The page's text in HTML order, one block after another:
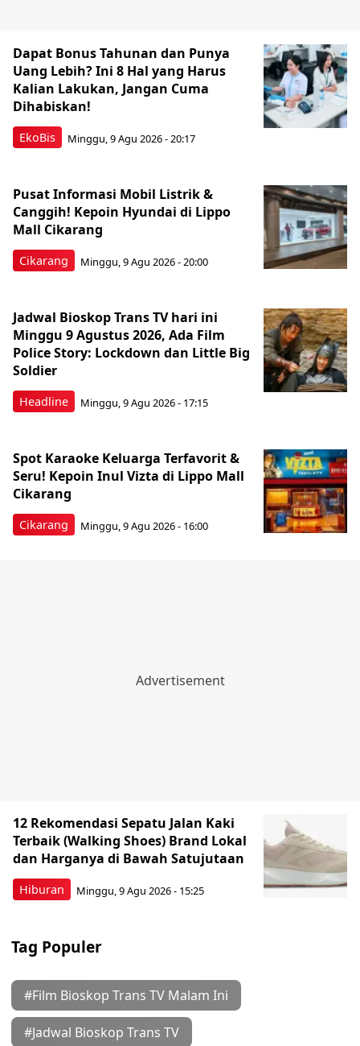
EkoBis
Dapat Bonus Tahunan dan Punya
Uang Lebih? Ini 8 Hal yang Harus
Kalian Lakukan, Jangan Cuma
Dihabiskan!
Minggu, 9 Agu 2026 - 20:17
Cikarang
Pusat Informasi Mobil Listrik &
Canggih! Kepoin Hyundai di Lippo
Mall Cikarang
Minggu, 9 Agu 2026 - 20:00
Headline
Jadwal Bioskop Trans TV hari ini
Minggu 9 Agustus 2026, Ada Film
Police Story: Lockdown dan Little Big
Soldier
Minggu, 9 Agu 2026 - 17:15
Cikarang
Spot Karaoke Keluarga Terfavorit &
Seru! Kepoin Inul Vizta di Lippo Mall
Cikarang
Minggu, 9 Agu 2026 - 16:00
Hiburan
12 Rekomendasi Sepatu Jalan Kaki
Terbaik (Walking Shoes) Brand Lokal
dan Harganya di Bawah Satujutaan
Minggu, 9 Agu 2026 - 15:25
Tag Populer
#Film Bioskop Trans TV Malam Ini
#Jadwal Bioskop Trans TV